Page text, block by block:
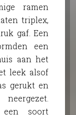
ramen
triplex,
gaf. Een
een
aan het
leek alsof
gerukt en
een soort